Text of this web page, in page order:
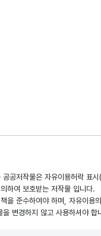
공공저작물은 자유이용허락 표
하여 보호받는 저작물 입니다.
을 준수하여야 하며, 자유이용
변경하지 않고 사용하셔야 합